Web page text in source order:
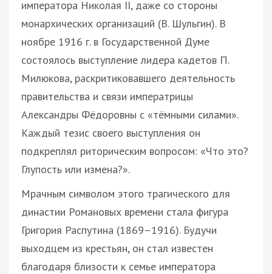
императора Николая ІІ, даже со стороны
монархических организаций (В. Шульгин). В
ноябре 1916 г. в Государственной Думе
состоялось выступление лидера кадетов П.
Милюкова, раскритиковавшего деятельность
правительства и связи императрицы
Александры Фёдоровны с «тёмными силами».
Каждый тезис своего выступления он
подкреплял риторическим вопросом: «Что это?
Глупость или измена?».
Мрачным символом этого трагического для
династии Романовых времени стала фигура
Григория Распутина (1869–1916). Будучи
выходцем из крестьян, он стал известен
благодаря близости к семье императора